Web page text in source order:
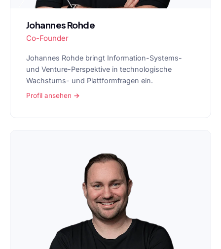
Johannes Rohde
Co-Founder
Johannes Rohde bringt Information-Systems-
und Venture-Perspektive in technologische
Wachstums- und Plattformfragen ein.
Profil ansehen →